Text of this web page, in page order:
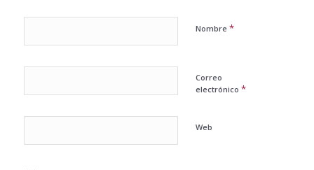
Nombre *
Correo
electrónico *
Web